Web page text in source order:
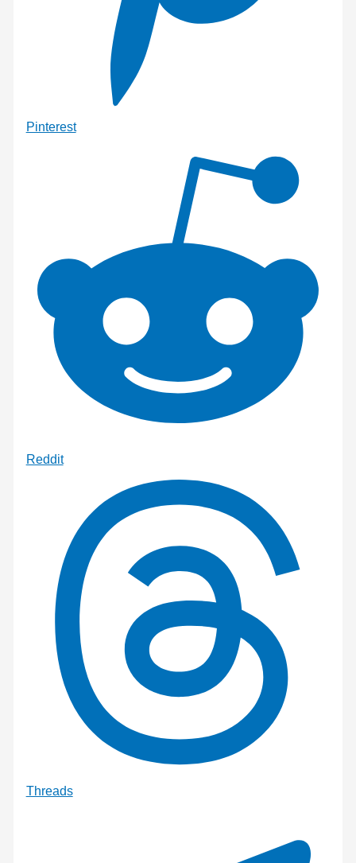
Pinterest
Reddit
Threads